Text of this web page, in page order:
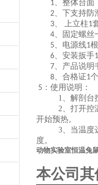
1、 整体台面
2、 下支持防
3、 上立柱1
4、 固定螺丝
5、 电源线1根
6、 安装扳手1
7、 产品说明
8、 合格证1个
5 ：使用说明：
1、 解剖台
2、 打开控
开始预热。
3、 当温度
度。
动物实验室恒温兔
本公司